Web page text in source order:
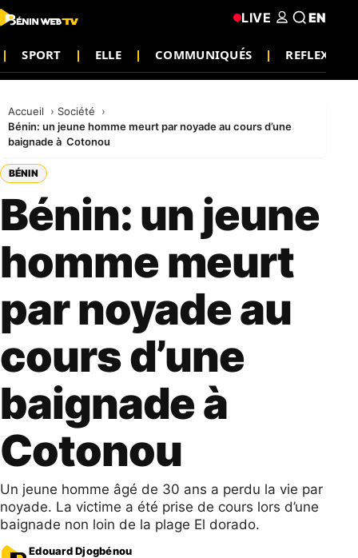
SPORT ELLE COMMUNIQUÉS REFLEXION
LIVE EN
Accueil
Société
Bénin: un jeune homme meurt par noyade au cours d’une
baignade à Cotonou
BÉNIN
Bénin: un jeune
homme meurt
par noyade au
cours d’une
baignade à
Cotonou
Un jeune homme âgé de 30 ans a perdu la vie par
noyade. La victime a été prise de cours lors d’une
baignade non loin de la plage El dorado.
Edouard Djogbénou